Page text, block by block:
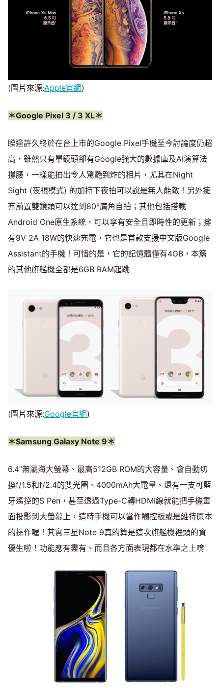
(圖片來源:Apple官網)
＊Google Pixel 3 / 3 XL＊
睽違許久終於在台上市的Google Pixel手機至今討論度仍超
高，雖然只有單鏡頭卻有Google強大的數據庫及AI演算法
撐腰，一樣能拍出令人驚艷到炸的相片，尤其在Night
Sight (夜視模式) 的加持下夜拍可以說是無人能敵！另外擁
有前置雙鏡頭可以達到80º廣角自拍；其他包括搭載
Android One原生系統，可以享有安全且即時性的更新；擁
有9V 2A 18W的快速充電，它也是首款支援中文版Google
Assistant的手機！可惜的是，它的記憶體僅有4GB，本篇
的其他旗艦機全都是6GB RAM起跳
(圖片來源:Google官網)
＊Samsung Galaxy Note 9＊
6.4”無瀏海大螢幕、最高512GB ROM的大容量、會自動切
換f/1.5和f/2.4的雙光圈、4000mAh大電量、還有一支可藍
牙遙控的S Pen，甚至透過Type-C轉HDMI線就能把手機畫
面投影到大螢幕上，這時手機可以當作觸控板或是維持原本
的操作喔！其實三星Note 9真的算是這次旗艦機裡頭的資
優生啦！功能應有盡有、而且各方面表現都在水準之上唷